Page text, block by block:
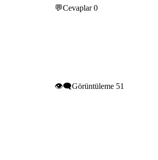
💬Cevaplar0
👁️‍🗨️Görüntüleme 51